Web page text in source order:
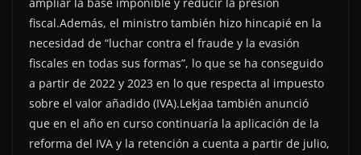
ampliar la base imponible y reducir la presión
fiscal.Además, el ministro también hizo hincapié en la
necesidad de “luchar contra el fraude y la evasión
fiscales en todas sus formas”, lo que se ha conseguido
a partir de 2022 y 2023 en lo que respecta al impuesto
sobre el valor añadido (IVA).Lekjaa también anunció
que en el año en curso continuaría la aplicación de la
reforma del IVA y la retención a cuenta a partir de julio,